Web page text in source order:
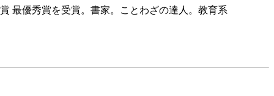
最優秀賞を受賞。書家。ことわざの達人。教育系